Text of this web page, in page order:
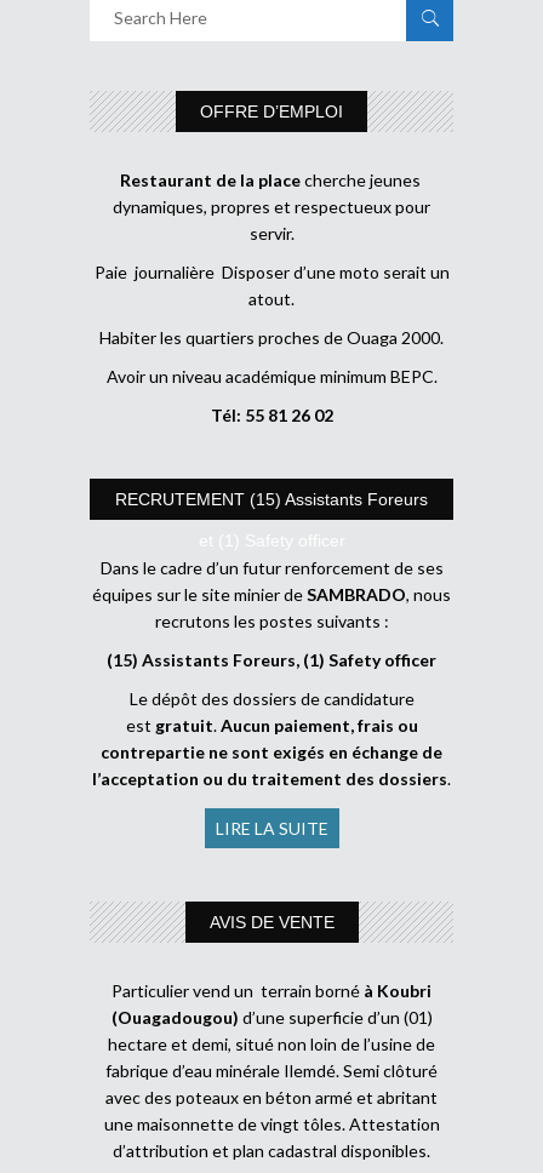
OFFRE D’EMPLOI
Restaurant de la placecherche jeunes
dynamiques, propres et respectueux pour
servir.
Paie journalière Disposer d’une moto serait un
atout.
Habiter les quartiers proches de Ouaga 2000.
Avoir un niveau académique minimum BEPC.
Tél: 55 81 26 02
RECRUTEMENT (15) Assistants Foreurs
et (1) Safety officer
Dans le cadre d’un futur renforcement de ses
équipes sur le site minier deSAMBRADO, nous
recrutons les postes suivants :
(15) Assistants Foreurs, (1) Safety officer
Le dépôt des dossiers de candidature
est gratuit.Aucun paiement, frais ou
contrepartie ne sont exigés en échange de
l’acceptation ou du traitement des dossiers.
LIRE LA SUITE
AVIS DE VENTE
Particulier vend un terrain borné à Koubri
(Ouagadougou) d’une superficie d’un (01)
hectare et demi, situé non loin de l’usine de
fabrique d’eau minérale Ilemdé. Semi clôturé
avec des poteaux en béton armé et abritant
une maisonnette de vingt tôles. Attestation
d’attribution et plan cadastral disponibles.